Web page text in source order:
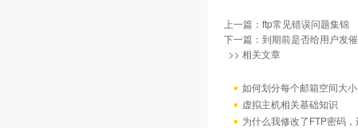
上一篇： ftp常见错误问题集锦
下一篇： 到期前是否给用户发
>> 相关文章
如何划分每个邮箱空间大
虚拟主机相关基础知识
为什么我修改了FTP密码